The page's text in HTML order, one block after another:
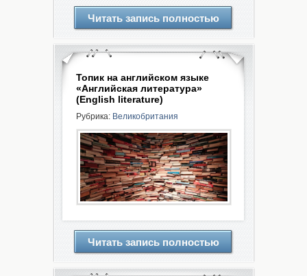
Читать запись полностью
Топик на английском языке
«Английская литература»
(English literature)
Рубрика: Великобритания
Читать запись полностью